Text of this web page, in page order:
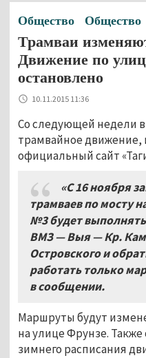
Общество Общество
Трамваи
Движение по
остановлено
10.11.2015 11:36
Со следующей недели
трамвайное
официальный сайт
«С 16 ноября
трамваев по мосту
№3 будет
ВМЗ — Выя — Кр.
Островского и
работать только
в сообщении.
Маршруты будут
на улице Фрунзе.
зимнего расписания